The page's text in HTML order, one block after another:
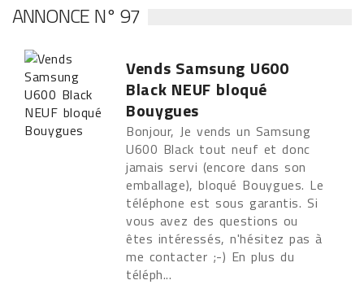
ANNONCE N° 97
Vends Samsung U600
Black NEUF bloqué
Bouygues
Bonjour, Je vends un Samsung
U600 Black tout neuf et donc
jamais servi (encore dans son
emballage), bloqué Bouygues. Le
téléphone est sous garantis. Si
vous avez des questions ou
êtes intéressés, n'hésitez pas à
me contacter ;-) En plus du
téléph...